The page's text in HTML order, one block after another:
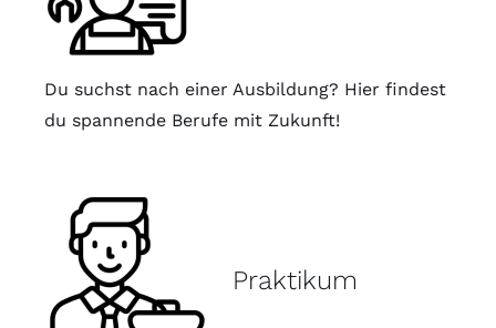
Du suchst nach einer Ausbildung? Hier findest
du spannende Berufe mit Zukunft!
Praktikum